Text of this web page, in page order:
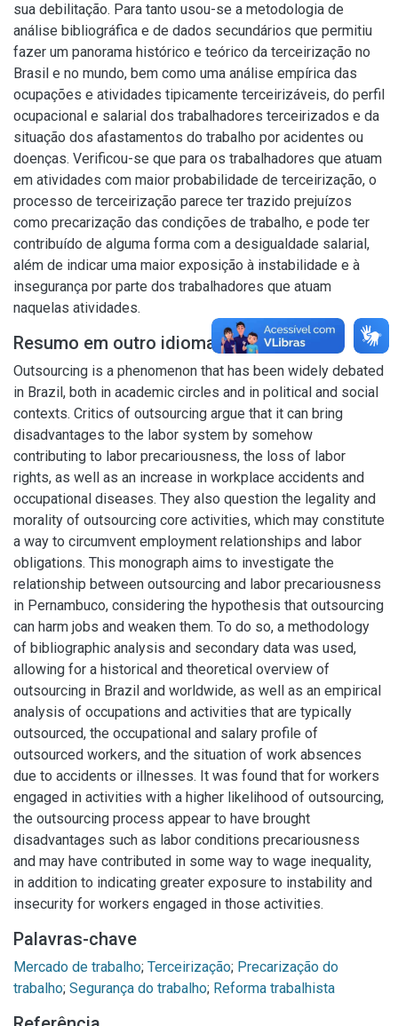
sua debilitação. Para tanto usou-se a metodologia de
análise bibliográfica e de dados secundários que permitiu
fazer um panorama histórico e teórico da terceirização no
Brasil e no mundo, bem como uma análise empírica das
ocupações e atividades tipicamente terceirizáveis, do perfil
ocupacional e salarial dos trabalhadores terceirizados e da
situação dos afastamentos do trabalho por acidentes ou
doenças. Verificou-se que para os trabalhadores que atuam
em atividades com maior probabilidade de terceirização, o
processo de terceirização parece ter trazido prejuízos
como precarização das condições de trabalho, e pode ter
contribuído de alguma forma com a desigualdade salarial,
além de indicar uma maior exposição à instabilidade e à
insegurança por parte dos trabalhadores que atuam
naquelas atividades.
Resumo em outro idioma
Outsourcing is a phenomenon that has been widely debated
in Brazil, both in academic circles and in political and social
contexts. Critics of outsourcing argue that it can bring
disadvantages to the labor system by somehow
contributing to labor precariousness, the loss of labor
rights, as well as an increase in workplace accidents and
occupational diseases. They also question the legality and
morality of outsourcing core activities, which may constitute
a way to circumvent employment relationships and labor
obligations. This monograph aims to investigate the
relationship between outsourcing and labor precariousness
in Pernambuco, considering the hypothesis that outsourcing
can harm jobs and weaken them. To do so, a methodology
of bibliographic analysis and secondary data was used,
allowing for a historical and theoretical overview of
outsourcing in Brazil and worldwide, as well as an empirical
analysis of occupations and activities that are typically
outsourced, the occupational and salary profile of
outsourced workers, and the situation of work absences
due to accidents or illnesses. It was found that for workers
engaged in activities with a higher likelihood of outsourcing,
the outsourcing process appear to have brought
disadvantages such as labor conditions precariousness
and may have contributed in some way to wage inequality,
in addition to indicating greater exposure to instability and
insecurity for workers engaged in those activities.
Palavras-chave
Mercado de trabalho; Terceirização; Precarização do
trabalho; Segurança do trabalho; Reforma trabalhista